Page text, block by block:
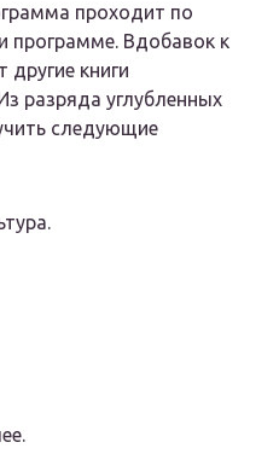
проходит по
программе. Вдобавок к
книги
разряда углубленных
следующие